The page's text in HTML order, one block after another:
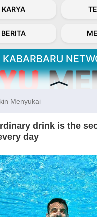
KARYA
KABARBARU
Kabarbaru.co menyajikan
inspiratif dari sudut
Follow Kabarbaru